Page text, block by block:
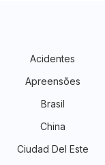
Acidentes
Apreensões
Brasil
China
Ciudad Del Este